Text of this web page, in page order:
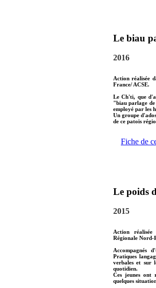
Le biau
2016
Action réalisée
France/ ACSE.
Le Ch'ti, que
"biau parlage
employé par les
Un groupe
de ce patois
Fiche de
Le poids
2015
Action
Régionale Nord-
Accompagnés
Pratiques
verbales et sur
quotidien.
Ces jeunes ont
quelques